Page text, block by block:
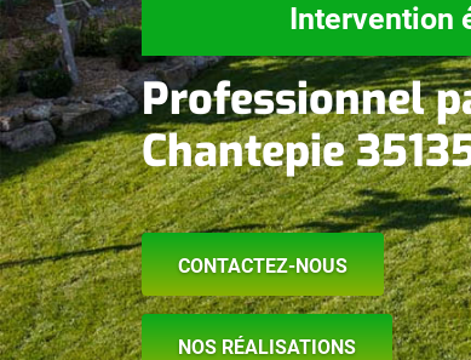
Intervention
Professionnel
Chantepie
CONTACTEZ-NOUS
NOS RÉALISATIONS